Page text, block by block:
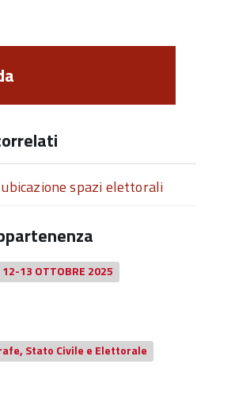
spazi elettorali
12-13 OTTOBRE 2025
Stato Civile e Elettorale